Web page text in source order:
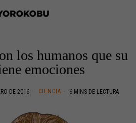
los humanos que su
emociones
DE 2016 CIENCIA 6 MINS DE LECTURA